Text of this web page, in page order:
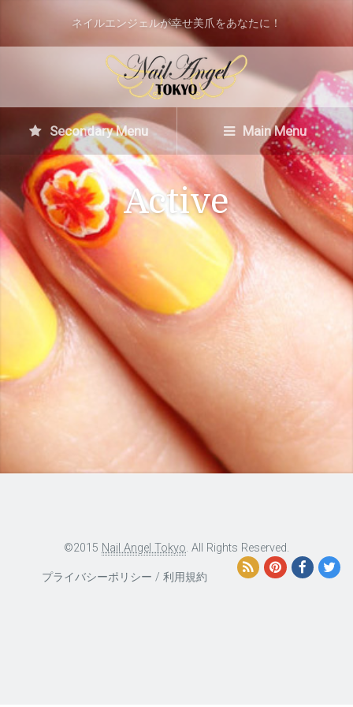
ネイルエンジェルが幸せ美爪をあなたに！
Secondary Menu Main Menu
Active
©2015 Nail Angel Tokyo. All Rights Reserved.
プライバシーポリシー / 利用規約